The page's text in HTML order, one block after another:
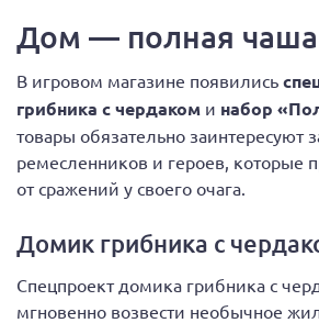
Дом — полная чаша
В игровом магазине появились
грибника с чердаком и набор
товары обязательно заинтересуют
ремесленников и героев, которые
от сражений у своего очага.
Домик грибника с
Спецпроект домика грибника с
мгновенно возвести необычное